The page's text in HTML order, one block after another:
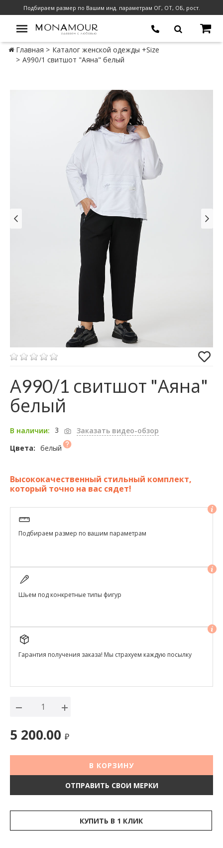
Подбираем размер по Вашим инд. параметрам ОГ, ОТ, ОБ, рост.
Главная
Каталог женской одежды +Size
А990/1 свитшот "Аяна" белый
А990/1 свитшот "Аяна"
белый
В наличии: 3
Заказать видео-обзор
Цвета: белый
Высококачественный стильный комплект,
который точно на вас сядет!
Подбираем размер по вашим параметрам
Шьем под конкретные типы фигур
Гарантия получения заказа! Мы страхуем каждую посылку
5 200.00 ₽
В КОРЗИНУ
ОТПРАВИТЬ СВОИ МЕРКИ
КУПИТЬ В 1 КЛИК